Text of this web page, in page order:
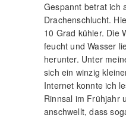
Gespannt betrat ich
Drachenschlucht.
10 Grad kühler. Die
feucht und Wasser
herunter. Unter
sich ein winzig
Internet konnte ich
Rinnsal im Frühjahr
anschwellt, dass